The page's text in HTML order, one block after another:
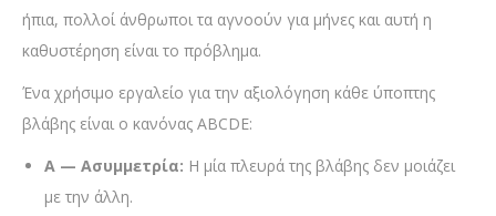
ήπια, πολλοί άνθρωποι τα αγνοούν για μήνες και αυτή η
καθυστέρηση είναι το πρόβλημα.
Ένα χρήσιμο εργαλείο για την αξιολόγηση κάθε ύποπτης
βλάβης είναι ο κανόνας ABCDE:
Α — Ασυμμετρία: Η μία πλευρά της βλάβης δεν μοιάζει
με την άλλη.